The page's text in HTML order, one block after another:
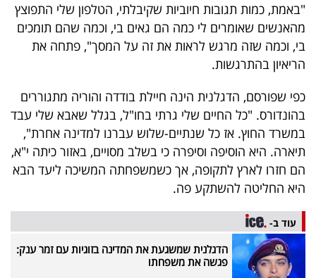
פעולה
ניוזלטרים
מייל
אדום
פרסמו
באייס
"באמת, כמות תגובות חיוביות שקיבלתי, הטלפון שלי התפוצץ
מהאנשים שאומרים לי כמה הם גאים בי, וכמה שהם תומכים
בי, וכמה שזה מרגש לראות את זה על המסך", פתחה את
הריאיון בהתרגשות.
כפי שפורסם, הדגלנית הינה חיילת בודדה והוריה מתגוררים
בהונדורס. "כל החיים שלי גרתי בחו"ל, בגלל שאבא שלי עבד
במשרד החוץ. אז כל שנתיים-שלוש עברנו למדינה אחרת",
תיארה. היא הוסיפה וסיפרה כי בשלב מסויים, באזור כיתה י"א,
הם חזרו לארץ לתקופה, אך כשמשפחתה המשיכה ליעד הבא
היא החליטה להשתקע פה.
עוד ב-
הדגלנית שמשגעת את המדינה בזוגיות עם זמר ענק:
פגשה את משפחתו